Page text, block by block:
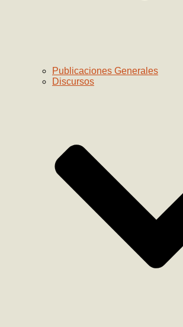
Publicaciones Generales
Discursos